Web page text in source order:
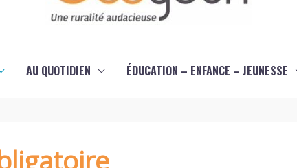
AU QUOTIDIEN ÉDUCATION – ENFANCE – JEUNESSE